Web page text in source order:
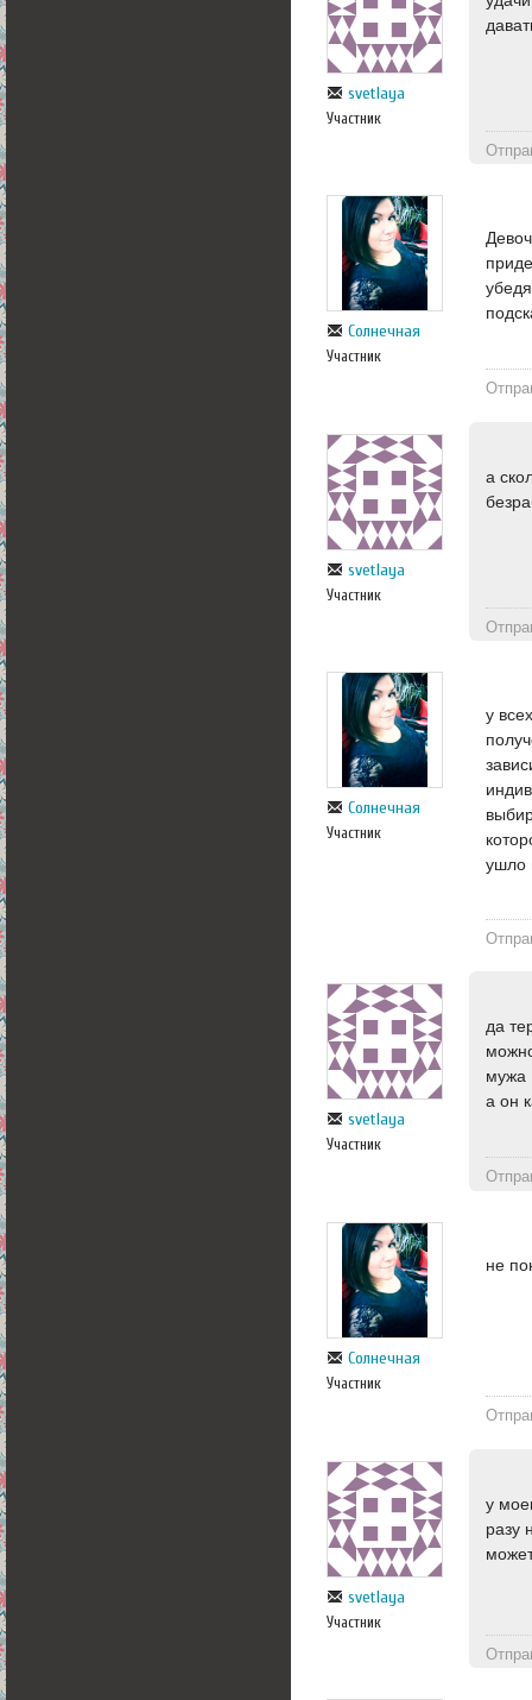
svetlaya
Участник
Солнечная
Участник
svetlaya
Участник
а
Солнечная
Участник
у
ушло
svetlaya
Участник
да
мужа
а он
Солнечная
Участник
не
svetlaya
Участник
у
разу